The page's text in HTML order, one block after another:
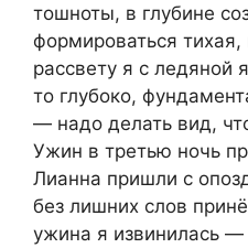
тошноты, в глубине
формироваться
рассвету я с ледяной
то глубоко,
— надо делать вид,
Ужин в третью ночь
Лианна пришли с
без лишних слов
ужина я извинилась —